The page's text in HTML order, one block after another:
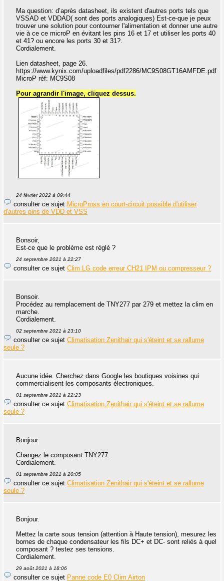
Ma question: d’après datasheet, ils existent d'autres ports tels que
VSSAD et VDDAD( sont des ports analogiques) Est-ce-que je peux
trouver une solution pour contourner l'alimentation et donner une autre
vie à ce ce microP en évitant les pins 16 et 17 et utiliser les ports 40
et 41? ou encore les ports 30 et 31?.
Cordialement.
Lien datasheet, page 26.
https://www.kynix.com/uploadfiles/pdf2286/MC9S08GT16AMFDE.pdf
MicroP réf: MC9S08
Pour agrandir l'image, cliquez dessus.
24 février 2022 à 09:44
consulter ce sujet MicroPross en court-circuit possible d'utiliser
d'autres pins de VDD et VSS
Bonsoir,
Est-ce que le problème est réglé ?
24 septembre 2021 à 22:27
consulter ce sujet Clim LG code erreur CH21 IPM ou compresseur ?
Bonsoir.
Procédez au remplacement de TNY277 par 279 et mettez la clim en
marche.
Cordialement.
02 septembre 2021 à 23:10
consulter ce sujet Climatisation Zenithair qui s'éteint et se rallume
seule ?
Aucune idée. Cherchez dans Google les boutiques voisines qui
commercialisent les composants électroniques.
01 septembre 2021 à 22:23
consulter ce sujet Climatisation Zenithair qui s'éteint et se rallume
seule ?
Bonjour.
Changez le composant TNY277.
Cordialement.
01 septembre 2021 à 20:05
consulter ce sujet Climatisation Zenithair qui s'éteint et se rallume
seule ?
Bonjour.
Mettez la carte sous tension (attention à Haute tension), mesurez les
bornes de chaque condensateur les fils DC+ et DC- sont reliés à quel
composant ? testez ses tensions.
Cordialement.
29 août 2021 à 18:06
consulter ce sujet Panne code E0 Clim Airton